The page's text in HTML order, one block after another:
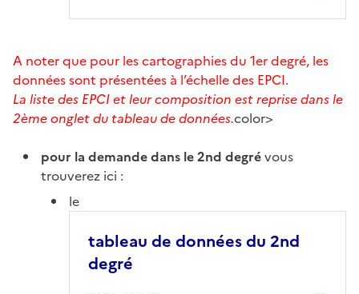
A noter que pour les cartographies du 1er degré, les
données sont présentées à l’échelle des EPCI.
La liste des EPCI et leur composition est reprise dans le
2ème onglet du tableau de données.color>
pour la demande dans le 2nd degrévous
trouverez ici :
le
tableau de données du 2nd
degré